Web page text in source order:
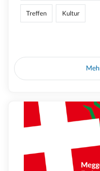
Treffen Kultur